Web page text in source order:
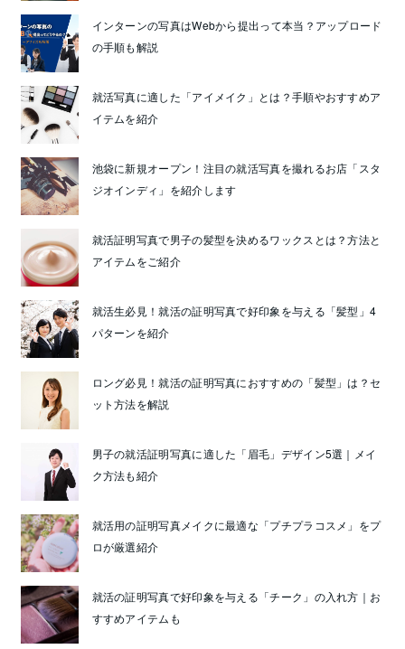
インターンの写真はWebから提出って本当？アップロード
の手順も解説
就活写真に適した「アイメイク」とは？手順やおすすめア
イテムを紹介
池袋に新規オープン！注目の就活写真を撮れるお店「スタ
ジオインディ」を紹介します
就活証明写真で男子の髪型を決めるワックスとは？方法と
アイテムをご紹介
就活生必見！就活の証明写真で好印象を与える「髪型」4
パターンを紹介
ロング必見！就活の証明写真におすすめの「髪型」は？セ
ット方法を解説
男子の就活証明写真に適した「眉毛」デザイン5選｜メイ
ク方法も紹介
就活用の証明写真メイクに最適な「プチプラコスメ」をプ
ロが厳選紹介
就活の証明写真で好印象を与える「チーク」の入れ方｜お
すすめアイテムも